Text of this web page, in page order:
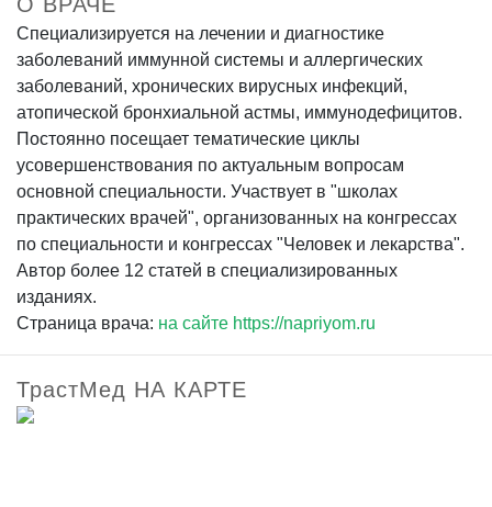
Специализируется на лечении и диагностике
заболеваний иммунной системы и аллергических
заболеваний, хронических вирусных инфекций,
атопической бронхиальной астмы, иммунодефицитов.
Постоянно посещает тематические циклы
усовершенствования по актуальным вопросам
основной специальности. Участвует в "школах
практических врачей", организованных на конгрессах
по специальности и конгрессах "Человек и лекарства".
Автор более 12 статей в специализированных
изданиях.
Страница врача: на сайте https://napriyom.ru
ТрастМед НА КАРТЕ